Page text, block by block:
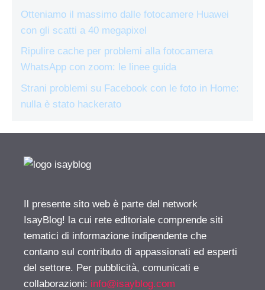
Otteniamo il massimo dalle fotocamere Huawei
con gli scatti a 40 megapixel
Ripulire cache per problemi alla fotocamera
WhatsApp con zoom: le linee guida
Strani problemi su Facebook con le foto in Home:
nulla è stato hackerato
Il presente sito web è parte del network
IsayBlog! la cui rete editoriale comprende siti
tematici di informazione indipendente che
contano sul contributo di appassionati ed esperti
del settore. Per pubblicità, comunicati e
collaborazioni: info@isayblog.com